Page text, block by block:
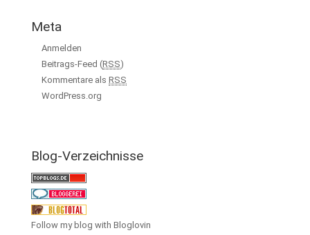
Meta
Anmelden
Beitrags-Feed (RSS)
Kommentare als RSS
WordPress.org
Blog-Verzeichnisse
Follow my blog with Bloglovin